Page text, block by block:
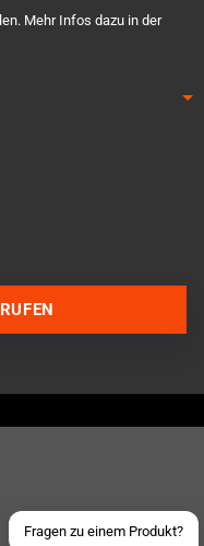
Mehr Infos dazu in der
Fragen zu einem Produkt?
Schick uns eine eMail